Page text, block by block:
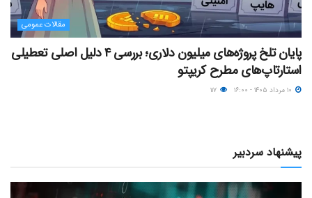
مقالات عمومی
پایان تلخ پروژه‌های میلیون دلاری؛ بررسی ۴ دلیل اصلی تعطیلی
استارتاپ‌های مطرح کریپتو
پیشنهاد سردبیر